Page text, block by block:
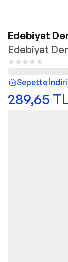
Edebiyat
Edebiyat
Sepette
289,65 TL